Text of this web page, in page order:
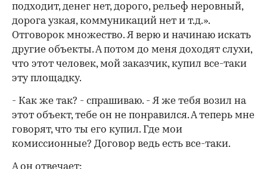
подходит, денег нет, дорого, рельеф неровный,
дорога узкая, коммуникаций нет и т.д.».
Отговорок множество. Я верю и начинаю искать
другие объекты. А потом до меня доходят слухи,
что этот человек, мой заказчик, купил все-таки
эту площадку.
- Как же так? - спрашиваю. - Я же тебя возил на
этот объект, тебе он не понравился. А теперь мне
говорят, что ты его купил. Где мои
комиссионные? Договор ведь есть все-таки.
А он отвечает: